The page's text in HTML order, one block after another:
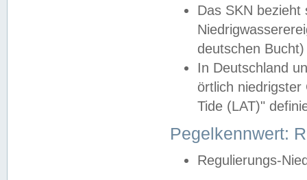
Das SKN
deutschen
In Deutschland
örtlich
Tide (LAT)"
Pegelkennwert:
Regulierungs-